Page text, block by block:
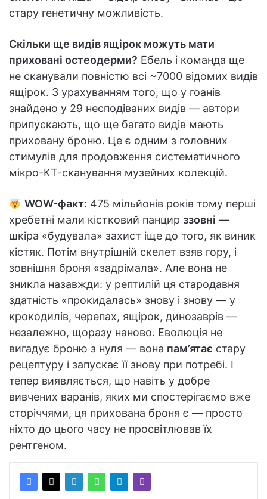
стару генетичну можливість.
Скільки ще видів ящірок можуть мати
приховані остеодерми? Ебель і команда ще
не сканували повністю всі ~7000 відомих видів
ящірок. З урахуванням того, що у гоанів
знайдено у 29 несподіваних видів — автори
припускають, що ще багато видів мають
приховану броню. Це є одним з головних
стимулів для продовження систематичного
мікро-КТ-сканування музейних колекцій.
WOW-факт: 475 мільйонів років тому перші
хребетні мали кістковий панцир ззовні —
шкіра «будувала» захист іще до того, як виник
кістяк. Потім внутрішній скелет взяв гору, і
зовнішня броня «задрімала». Але вона не
зникла назавжди: у рептилій ця стародавня
здатність «прокидалась» знову і знову — у
крокодилів, черепах, ящірок, динозаврів —
незалежно, щоразу наново. Еволюція не
вигадує броню з нуля — вона пам’ятає стару
рецептуру і запускає її знову при потребі. І
тепер виявляється, що навіть у добре
вивчених варанів, яких ми спостерігаємо вже
сторіччями, ця прихована броня є — просто
ніхто до цього часу не просвітлював їх
рентгеном.